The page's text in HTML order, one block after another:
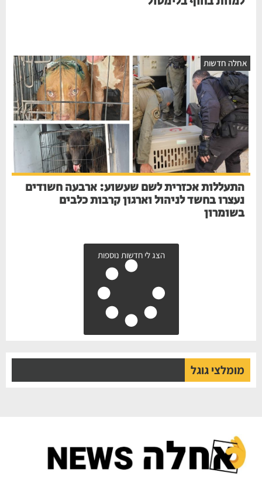
אחלה חדשות
התעללות אכזרית לשם שעשוע: ארבעה חשודים
נעצרו בחשד לניהול וארגון קרבות כלבים
בשומרון
הצג לי חדשות נוספות
מומלצי גוגל